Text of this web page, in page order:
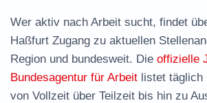
Wer aktiv nach Arbeit sucht, findet
Haßfurt Zugang zu aktuellen
Region und bundesweit. Die offizielle
Bundesagentur für Arbeit listet täglich
von Vollzeit über Teilzeit bis hin zu